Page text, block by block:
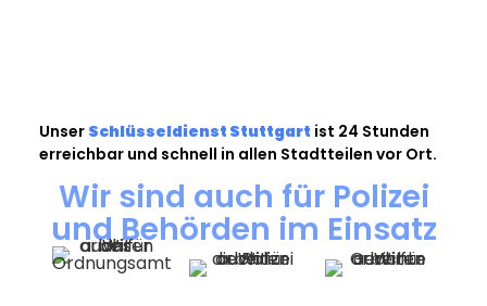
Unser Schlüsseldienst Stuttgart ist 24 Stunden
erreichbar und schnell in allen Stadtteilen vor Ort.
Wir sind auch für Polizei
und Behörden im Einsatz